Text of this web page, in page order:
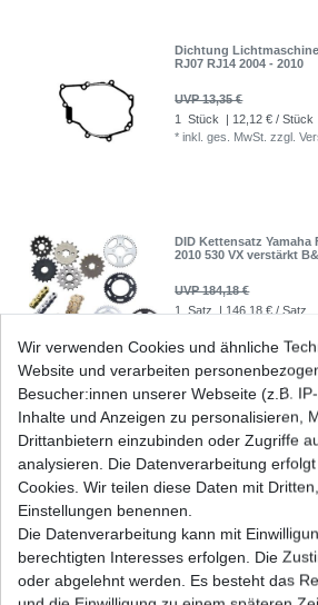
Dichtung Lichtmaschine
RJ07 RJ14 2004 - 2010
UVP 13,35 €
1 Stück
| 12,12 € / Stück
*inkl. ges. MwSt. zzgl.
DID Kettensatz Yamaha
2010 530 VX verstärkt
UVP 184,18 €
1 Satz
| 146,18 € / Satz
DID Kettensatz Yamaha
2010 530 ZVMX s-
UVP 214,78 €
*inkl. ges. MwSt.
Wir verwenden Cookies und ähnliche
Website und verarbeiten
Besucher:innen unserer Webseite (z.B.
Inhalte und Anzeigen zu personalisieren,
Drittanbietern einzubinden oder Zugriffe
analysieren. Die Datenverarbeitung
Cookies. Wir teilen diese Daten mit
Einstellungen benennen.
Die Datenverarbeitung kann mit
berechtigten Interesses erfolgen. Die
oder abgelehnt werden. Es besteht das